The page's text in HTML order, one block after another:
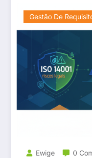
Gestão De
Ewige 0